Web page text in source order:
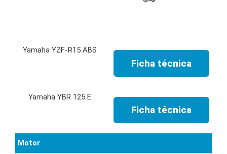
Ficha técnica
Ficha técnica
Motor